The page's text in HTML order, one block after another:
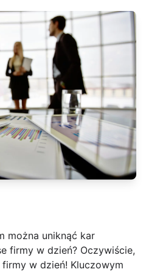
można uniknąć kar
firmy w dzień? Oczywiście,
w dzień! Kluczowym